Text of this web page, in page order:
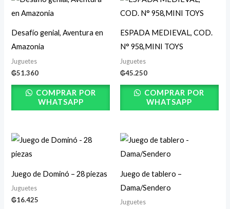
Desafío genial, Aventura en
Amazonia
Juguetes
₲51.360
COMPRAR POR
WHATSAPP
ESPADA MEDIEVAL, COD.
N° 958,MINI TOYS
Juguetes
₲45.250
COMPRAR POR
WHATSAPP
Juego de Dominó – 28 piezas
Juguetes
₲16.425
Juego de tablero –
Dama/Sendero
Juguetes